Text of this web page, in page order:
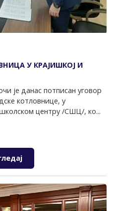
У КРАЈИШКОЈ И
је данас потписан уговор
котловнице, у
центру /СШЦ/, ко...